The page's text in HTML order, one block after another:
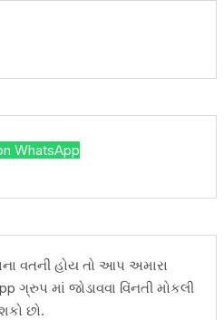
WhatsApp
વતની હોય તો આપ અમારા
ગ્રુપ માં જોડાવવા વિંનતી મોકલી
છો.